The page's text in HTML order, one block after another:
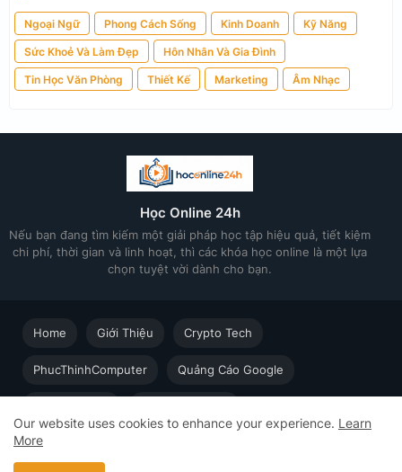
Ngoại Ngữ Phong Cách Sống Kinh Doanh Kỹ Năng
Sức Khoẻ Và Làm Đẹp Hôn Nhân Và Gia Đình
Tin Học Văn Phòng Thiết Kế Marketing Âm Nhạc
Học Online 24h
Nếu bạn đang tìm kiếm một giải pháp học tập hiệu quả, tiết kiệm
chi phí, thời gian và linh hoạt, thì các khóa học online là một lựa
chọn tuyệt vời dành cho bạn.
Học Online cùng Chuyên gia - Khóa học trực tuyến dành cho
người đi làm © 2023 - 2026 Học Online 24h - Design by
Home Giới Thiệu Crypto Tech
PhucThinhComputer Quảng Cáo Google
Our website uses cookies to enhance your experience. Learn
More